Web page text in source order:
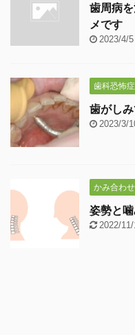
歯周病
メです
2023/4/5
歯科恐怖症
歯がし
2023/3/
かみ合わせ
姿勢と
2022/